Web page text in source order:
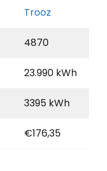
Trooz
4870
23.990 kWh
3395 kWh
€176,35